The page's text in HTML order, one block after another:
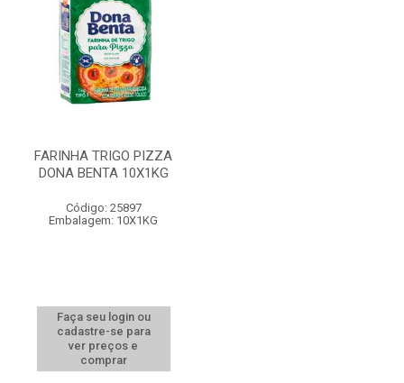
FARINHA TRIGO PIZZA
DONA BENTA 10X1KG
Código: 25897
Embalagem: 10X1KG
Faça seu login ou
cadastre-se para
ver preços e
comprar